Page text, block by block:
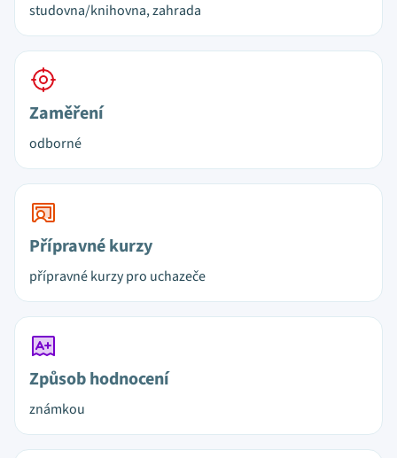
studovna/knihovna, zahrada
Zaměření
odborné
Přípravné kurzy
přípravné kurzy pro uchazeče
Způsob hodnocení
známkou